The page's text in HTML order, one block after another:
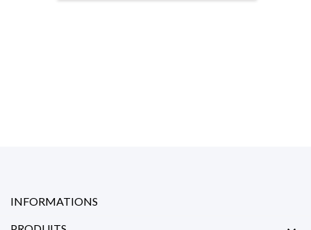
INFORMATIONS